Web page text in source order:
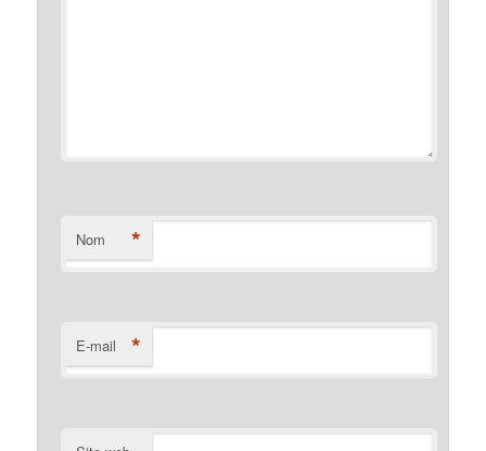
Nom *
E-mail *